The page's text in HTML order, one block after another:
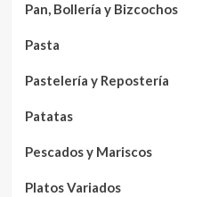
Pan, Bollería y Bizcochos
Pasta
Pastelería y Repostería
Patatas
Pescados y Mariscos
Platos Variados